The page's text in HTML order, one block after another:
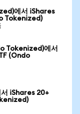
에서 iShares
Tokenized)
Tokenized)에서
(Ondo
iShares 20+